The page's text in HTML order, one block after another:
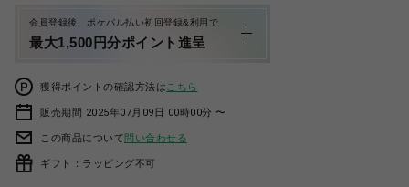
会員登録後、ポケパル払い初回登録&利用で
最大1,500円分ポイント進呈
獲得ポイントの確認方法は こちら
販売期間 2025年07月09日 00時00分 〜
この商品について問い合わせる
ギフト：ラッピング不可